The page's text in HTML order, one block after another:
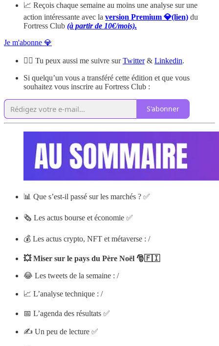
📈 Reçois chaque semaine au moins une analyse sur une
action intéressante avec la version Premium 💎(lien) du
Fortress Club (à partir de 10€/mois).
Je m'abonne 💎
🙋‍♂️ Tu peux aussi me suivre surTwitter& Linkedin.
Si quelqu’un vous a transféré cette édition et que vous
souhaitez vous inscrire au Fortress Club :
S'abonner
📊 Que s’est-il passé sur les marchés ? ✅
🗞️ Les actus bourse et économie ✅
💰 Les actus crypto, NFT et métaverse : /
💥 Miser sur le pays du Père Noël 🎅🇫🇮
😂 Les tweets de la semaine : /
📈 L’analyse technique : /
📅 L’agenda des résultats ✅
✍️ Un peu de lecture ✅